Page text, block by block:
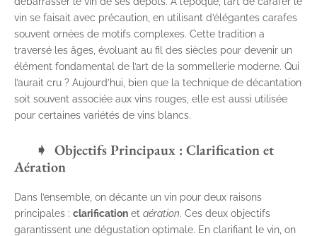
vin se faisait avec précaution, en utilisant d’élégantes carafes
souvent ornées de motifs complexes. Cette tradition a
traversé les âges, évoluant au fil des siècles pour devenir un
élément fondamental de l’art de la sommellerie moderne. Qui
l’aurait cru ? Aujourd’hui, bien que la technique de décantation
soit souvent associée aux vins rouges, elle est aussi utilisée
pour certaines variétés de vins blancs.
Objectifs Principaux : Clarification et
Aération
Dans l’ensemble, on décante un vin pour deux raisons
principales : clarification et aération. Ces deux objectifs
garantissent une dégustation optimale. En clarifiant le vin, on